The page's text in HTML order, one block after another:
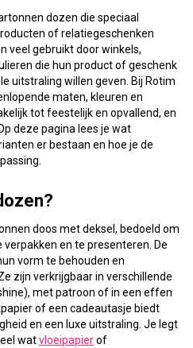
dozen die speciaal
of relatiegeschenken
veel gebruikt door winkels,
die hun product of geschenk
uitstraling willen geven. Bij Rotim
maten, kleuren en
tot feestelijk en opvallend, en
deze pagina lees je wat
er bestaan en hoe je de
doos met deksel, bedoeld om
en te presenteren. De
vorm te behouden en
zijn verkrijgbaar in verschillende
met patroon of in een effen
of een cadeautasje biedt
en een luxe uitstraling. Je legt
watvloeipapierof